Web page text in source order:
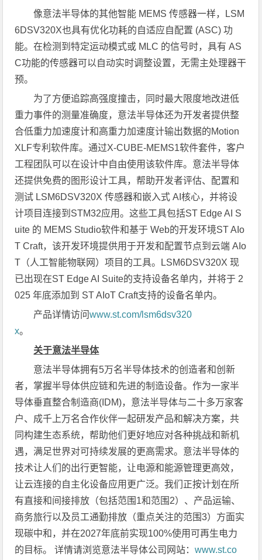
像意法半导体的其他智能 MEMS 传感器一样，LSM
6DSV320X也具有优化功耗的自适应自配置 (ASC) 功
能。在检测到特定运动模式或 MLC 的信号时，具有 AS
C功能的传感器可以自动实时调整设置，无需主处理器干
预。
为了方便追踪高强度撞击，同时最大限度地改进低
重力事件的测量准确度，意法半导体还为开发者提供整
合低重力加速度计和高重力加速度计输出数据的Motion
XLF专利软件库。通过X-CUBE-MEMS1软件套件，客户
工程团队可以在设计中自由使用该软件库。意法半导体
还提供免费的图形设计工具，帮助开发者评估、配置和
测试 LSM6DSV320X 传感器和嵌入式 AI核心，并将设
计项目连接到STM32应用。这些工具包括ST Edge AI S
uite 的 MEMS Studio软件和基于 Web的开发环境ST AIo
T Craft，该开发环境提供用于开发和配置节点到云端 AIo
T（人工智能物联网）项目的工具。LSM6DSV320X 现
已出现在ST Edge AI Suite的支持设备名单内，并将于 2
025 年底添加到 ST AIoT Craft支持的设备名单内。
产品详情访问www.st.com/lsm6dsv320
x。
关于意法半导体
意法半导体拥有5万名半导体技术的创造者和创新
者，掌握半导体供应链和先进的制造设备。作为一家半
导体垂直整合制造商(IDM)，意法半导体与二十多万家客
户、成千上万名合作伙伴一起研发产品和解决方案，共
同构建生态系统，帮助他们更好地应对各种挑战和新机
遇，满足世界对可持续发展的更高需求。意法半导体的
技术让人们的出行更智能，让电源和能源管理更高效，
让云连接的自主化设备应用更广泛。我们正按计划在所
有直接和间接排放（包括范围1和范围2）、产品运输、
商务旅行以及员工通勤排放（重点关注的范围3）方面实
现碳中和，并在2027年底前实现100%使用可再生电力
的目标。 详情请浏览意法半导体公司网站：www.st.co